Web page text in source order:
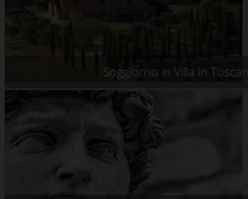
Soggiorno in Villa in Toscana